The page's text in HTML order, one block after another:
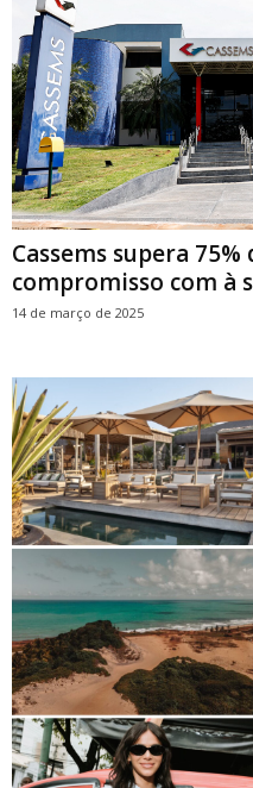
Cassems supera
compromisso com à
14 de março de 2025